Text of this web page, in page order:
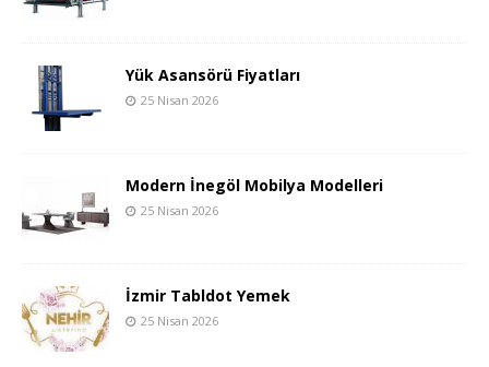
Yük Asansörü Fiyatları
25 Nisan 2026
Modern İnegöl Mobilya Modelleri
25 Nisan 2026
İzmir Tabldot Yemek
25 Nisan 2026